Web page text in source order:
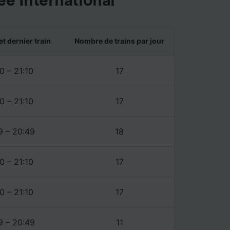
dernier train Nombre de trains par jour
– 21:10 17
– 21:10 17
– 20:49 18
– 21:10 17
– 21:10 17
– 20:49 11